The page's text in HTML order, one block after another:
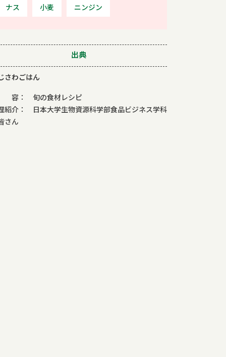
ナス 小麦 ニンジン
出典
さわごはん
容： 旬の食材レシピ
紹介： 日本大学生物資源科学部食品ビジネス学科
さん